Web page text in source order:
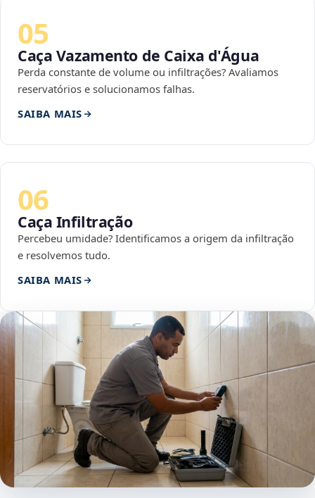
05
Caça Vazamento de Caixa d'Água
Perda constante de volume ou infiltrações? Avaliamos
reservatórios e solucionamos falhas.
SAIBA MAIS
06
Caça Infiltração
Percebeu umidade? Identificamos a origem da infiltração
e resolvemos tudo.
SAIBA MAIS